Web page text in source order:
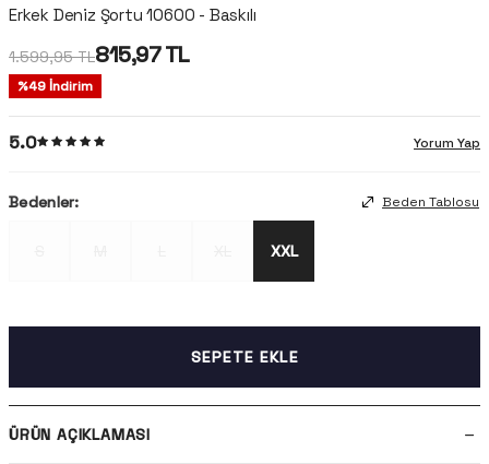
Erkek Deniz Şortu 10600 - Baskılı
1.599,95TL815,97TL
%49İndirim
5.0 Yorum Yap
Bedenler: Beden Tablosu
XXL
SEPETE EKLE
ÜRÜN AÇIKLAMASI